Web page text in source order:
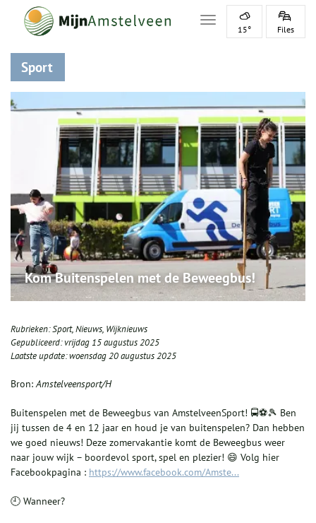
Toggle navigation
15° Files
Sport
Kom Buitenspelen met de Beweegbus!
Rubrieken:Sport,Nieuws, Wijknieuws
Gepubliceerd:vrijdag 15 augustus 2025
Laatste update:woensdag 20 augustus 2025
Bron:Amstelveensport/H
Buitenspelen met de Beweegbus van AmstelveenSport! 🚍⚽🎾 Ben
jij tussen de 4 en 12 jaar en houd je van buitenspelen? Dan hebben
we goed nieuws! Deze zomervakantie komt de Beweegbus weer
naar jouw wijk – boordevol sport, spel en plezier! 😄 Volg hier
Facebookpagina : https://www.facebook.com/Amste...
🕘 Wanneer?